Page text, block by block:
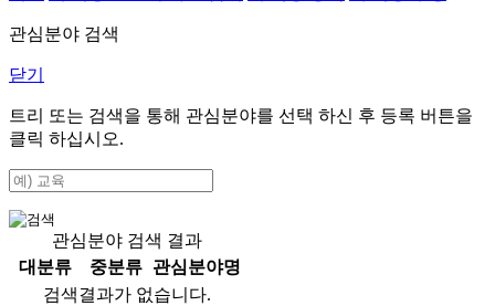
관심분야 검색
닫기
트리 또는 검색을 통해 관심분야를 선택 하신 후 등록 버튼을
클릭 하십시오.
관심분야 검색 결과
대분류
중분류
관심분야명
검색결과가 없습니다.